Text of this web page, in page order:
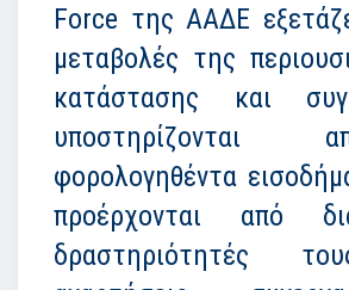
Force της ΑΑΔΕ
μεταβολές της
κατάστασης και
φορολογηθέντα
προέρχονται από
δραστηριότητές